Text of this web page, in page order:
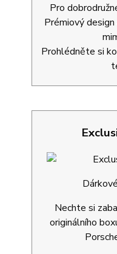
Pro
Prémiový design
Prohlédněte si
Nechte si
originálního